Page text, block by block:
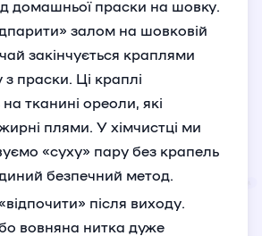
домашньої праски на шовку.
залом на шовковій
закінчується краплями
праски. Ці краплі
тканині ореоли, які
плями. У хімчистці ми
«суху» пару без крапель
безпечний метод.
після виходу.
вовняна нитка дуже